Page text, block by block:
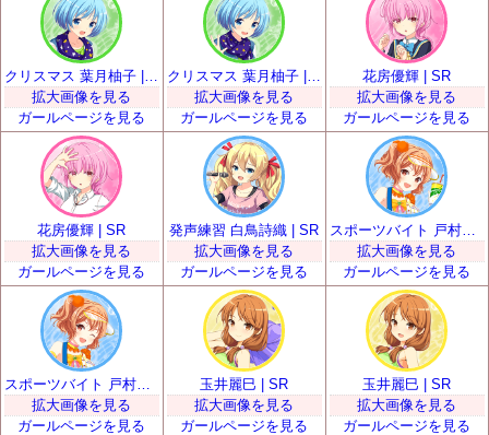
拡大画像を見る
ガールページを見る
クリスマス 葉月柚子 | SR
拡大画像を見る
ガールページを見る
花房優輝 | SR
拡大画像を見る
ガールページを見る
花房優輝 | SR
拡大画像を見る
ガールページを見る
発声練習 白鳥詩織 | SR
拡大画像を見る
ガールページを見る
スポーツバイト 戸村美知留 | SR
拡大画像を見る
ガールページを見る
拡大画像を見る
ガールページを見る
玉井麗巳 | SR
拡大画像を見る
ガールページを見る
玉井麗巳 | SR
拡大画像を見る
ガールページを見る